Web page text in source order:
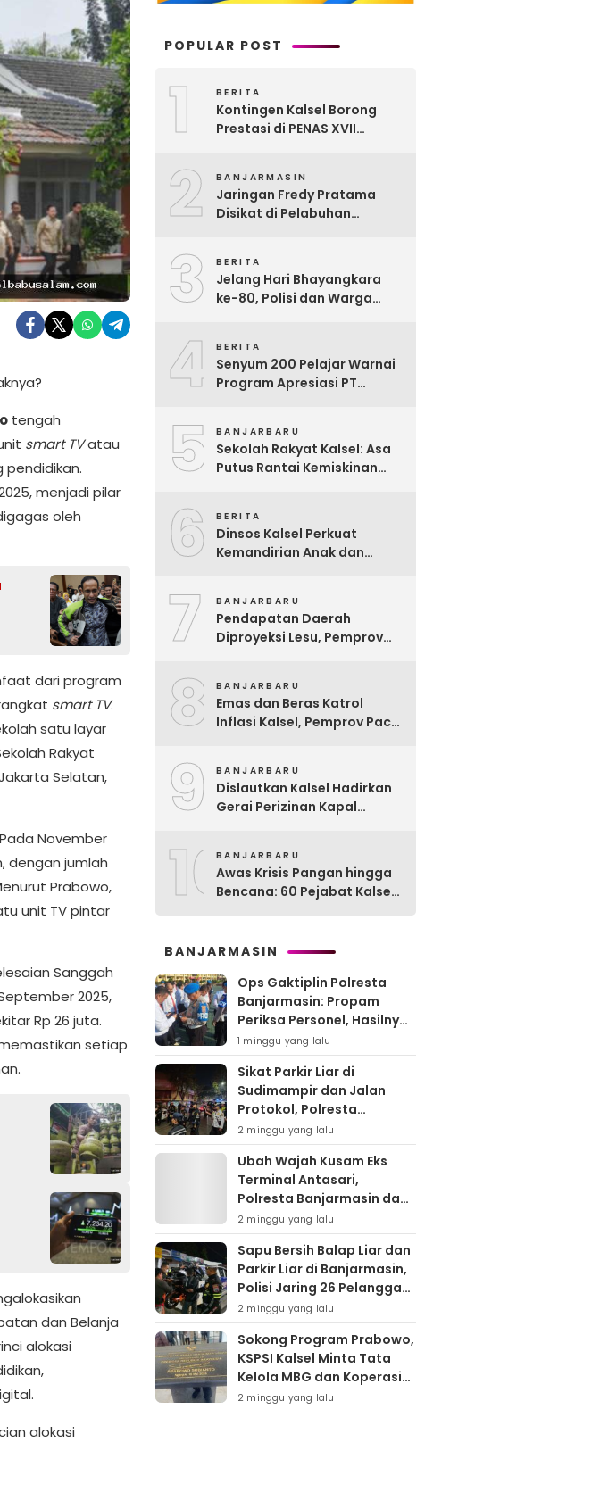
tengah
smart TVatau
pendidikan.
menjadi pilar
oleh
dari program
smart TV.
satu layar
Rakyat
Selatan,
November
dengan jumlah
Prabowo,
unit TV pintar
Sanggah
2025,
Rp 26 juta.
setiap
dan Belanja
alokasi
alokasi
POPULAR POST
1 BERITA
Kontingen Kalsel Borong
Prestasi di PENAS XVII
Juara Nasional
2 BANJARMASIN
Jaringan Fredy Pratama
Disikat di Pelabuhan
3 BERITA
Jelang Hari Bhayangkara
ke-80, Polisi dan Warga
Penghubung Desa
4 BERITA
Senyum 200 Pelajar Warnai
Program Apresiasi PT
5 BANJARBARU
Sekolah Rakyat Kalsel: Asa
Putus Rantai Kemiskinan
6 BERITA
Dinsos Kalsel Perkuat
Kemandirian Anak dan
Mulia Satria
7 BANJARBARU
Pendapatan Daerah
Diproyeksi Lesu, Pemprov
8 BANJARBARU
Emas dan Beras Katrol
Inflasi Kalsel, Pemprov Pacu
9 BANJARBARU
Dislautkan Kalsel Hadirkan
Gerai Perizinan Kapal
Kotabaru
10BANJARBARU
Awas Krisis Pangan hingga
Bencana: 60 Pejabat Kalsel-
Radikal!
BANJARMASIN
Ops Gaktiplin Polresta
Banjarmasin: Propam
Periksa Personel, Hasilnya
Nihil Pelanggaran
1 minggu yang lalu
Sikat Parkir Liar di
Sudimampir dan Jalan
Protokol, Polresta
Banjarmasin Mobilisasi
Tim Gabungan
2 minggu yang lalu
Ubah Wajah Kusam Eks
Terminal Antasari,
Polresta Banjarmasin dan
Warga Sapu Bersih
Tumpukan Sampah
2 minggu yang lalu
Sapu Bersih Balap Liar dan
Parkir Liar di Banjarmasin,
Polisi Jaring 26 Pelanggar
dalam Semalam
2 minggu yang lalu
Sokong Program Prabowo,
KSPSI Kalsel Minta Tata
Kelola MBG dan Koperasi
Desa Dievaluasi
2 minggu yang lalu